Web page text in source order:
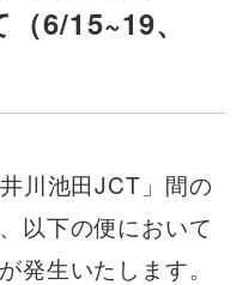
6/15~19、
川池田JCT」間の
以下の便において
発生いたします。